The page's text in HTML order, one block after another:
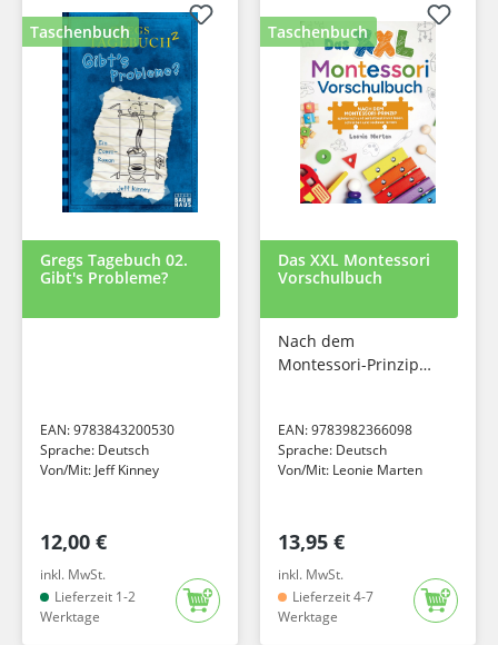
Taschenbuch
Gregs Tagebuch 02.
Gibt's Probleme?
EAN:9783843200530
Sprache: Deutsch
Von/Mit: Jeff Kinney
12,00 €
inkl. MwSt.
Lieferzeit 1-2
Werktage
Taschenbuch
Das XXL Montessori
Vorschulbuch
Nach dem
Montessori-Prinzip
schreiben und
rechnen lernen
EAN:9783982366098
Sprache: Deutsch
Von/Mit: Leonie Marten
13,95 €
inkl. MwSt.
Lieferzeit 4-7
Werktage